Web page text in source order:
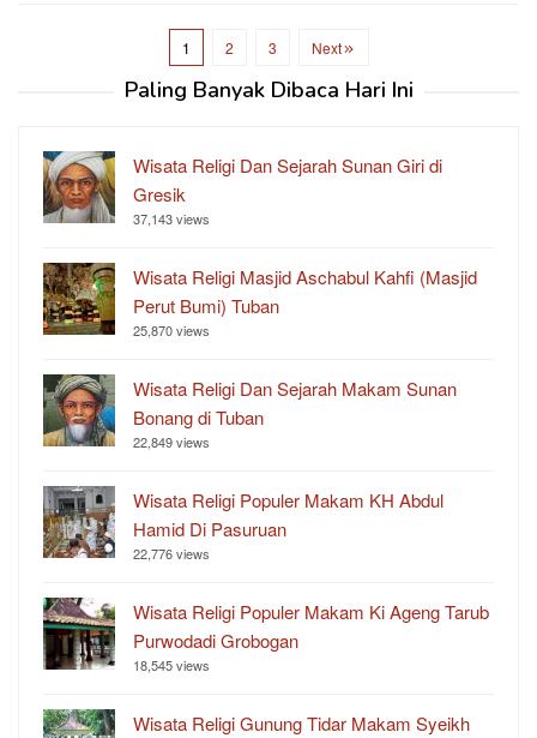
1 2 3 Next
Paling Banyak Dibaca Hari Ini
Wisata Religi Dan Sejarah Sunan Giri di
Gresik
37,143 views
Wisata Religi Masjid Aschabul Kahfi (Masjid
Perut Bumi) Tuban
25,870 views
Wisata Religi Dan Sejarah Makam Sunan
Bonang di Tuban
22,849 views
Wisata Religi Populer Makam KH Abdul
Hamid Di Pasuruan
22,776 views
Wisata Religi Populer Makam Ki Ageng Tarub
Purwodadi Grobogan
18,545 views
Wisata Religi Gunung Tidar Makam Syeikh